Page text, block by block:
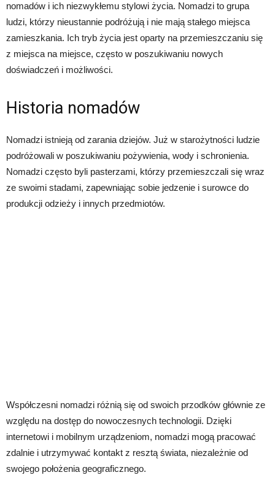
nomadów i ich niezwykłemu stylowi życia. Nomadzi to grupa
ludzi, którzy nieustannie podróżują i nie mają stałego miejsca
zamieszkania. Ich tryb życia jest oparty na przemieszczaniu się
z miejsca na miejsce, często w poszukiwaniu nowych
doświadczeń i możliwości.
Historia nomadów
Nomadzi istnieją od zarania dziejów. Już w starożytności ludzie
podróżowali w poszukiwaniu pożywienia, wody i schronienia.
Nomadzi często byli pasterzami, którzy przemieszczali się wraz
ze swoimi stadami, zapewniając sobie jedzenie i surowce do
produkcji odzieży i innych przedmiotów.
Współczesni nomadzi różnią się od swoich przodków głównie ze
względu na dostęp do nowoczesnych technologii. Dzięki
internetowi i mobilnym urządzeniom, nomadzi mogą pracować
zdalnie i utrzymywać kontakt z resztą świata, niezależnie od
swojego położenia geograficznego.